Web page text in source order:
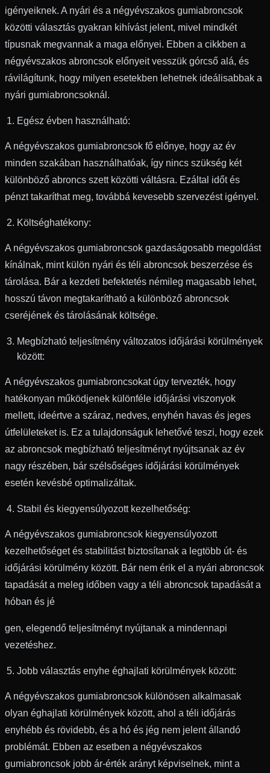
igényeiknek. A nyári és a négyévszakos gumiabroncsok
közötti választás gyakran kihívást jelent, mivel mindkét
típusnak megvannak a maga előnyei. Ebben a cikkben a
négyévszakos abroncsok előnyeit vesszük górcső alá, és
rávilágítunk, hogy milyen esetekben lehetnek ideálisabbak a
nyári gumiabroncsoknál.
Egész évben használható:
A négyévszakos gumiabroncsok fő előnye, hogy az év
minden szakában használhatóak, így nincs szükség két
különböző abroncs szett közötti váltásra. Ezáltal időt és
pénzt takaríthat meg, továbbá kevesebb szervezést igényel.
Költséghatékony:
A négyévszakos gumiabroncsok gazdaságosabb megoldást
kínálnak, mint külön nyári és téli abroncsok beszerzése és
tárolása. Bár a kezdeti befektetés némileg magasabb lehet,
hosszú távon megtakarítható a különböző abroncsok
cseréjének és tárolásának költsége.
Megbízható teljesítmény változatos időjárási körülmények
között:
A négyévszakos gumiabroncsokat úgy tervezték, hogy
hatékonyan működjenek különféle időjárási viszonyok
mellett, ideértve a száraz, nedves, enyhén havas és jeges
útfelületeket is. Ez a tulajdonságuk lehetővé teszi, hogy ezek
az abroncsok megbízható teljesítményt nyújtsanak az év
nagy részében, bár szélsőséges időjárási körülmények
esetén kevésbé optimalizáltak.
Stabil és kiegyensúlyozott kezelhetőség:
A négyévszakos gumiabroncsok kiegyensúlyozott
kezelhetőséget és stabilitást biztosítanak a legtöbb út- és
időjárási körülmény között. Bár nem érik el a nyári abroncsok
tapadását a meleg időben vagy a téli abroncsok tapadását a
hóban és jé
gen, elegendő teljesítményt nyújtanak a mindennapi
vezetéshez.
Jobb választás enyhe éghajlati körülmények között:
A négyévszakos gumiabroncsok különösen alkalmasak
olyan éghajlati körülmények között, ahol a téli időjárás
enyhébb és rövidebb, és a hó és jég nem jelent állandó
problémát. Ebben az esetben a négyévszakos
gumiabroncsok jobb ár-érték arányt képviselnek, mint a